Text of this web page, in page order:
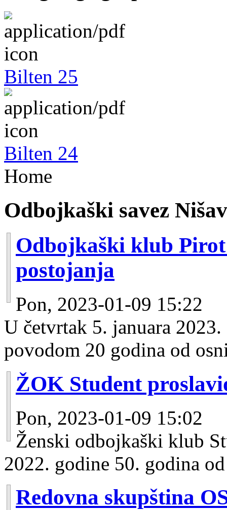
Bilten 25
Bilten 24
Home
Odbojkaški savez
Odbojkaški klub
postojanja
Pon, 2023-01-09 15:22
U četvrtak 5. januara
povodom 20 godina od
ŽOK Student
Pon, 2023-01-09 15:02
Ženski odbojkaški klub
2022. godine 50. godina
Redovna skupština